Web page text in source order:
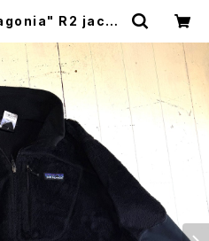
R2 jacke